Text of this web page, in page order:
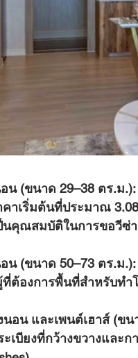
น (ขนาด 29–38 ตร.ม.):
าเริ่มต้นที่ประมาณ
นคุณสมบัติในการขอวีซ่า
น (ขนาด 50–73 ตร.ม.):
ที่ต้องการพื้นที่สำหรับท
อน และเพนต์เฮาส์ (ข
เบียงที่กว้างขวางและ